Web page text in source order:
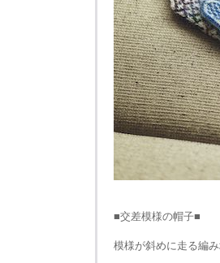
■交差模様の帽子■
模様が斜めに走る編